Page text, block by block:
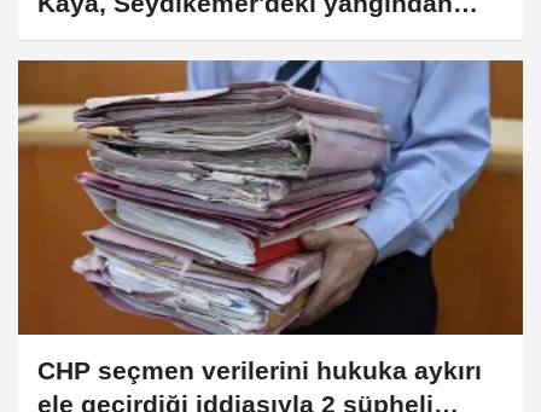
etkilenenleri ziyaret etti
CHP seçmen verilerini hukuka aykırı
ele geçirdiği iddiasıyla 2 şüpheli